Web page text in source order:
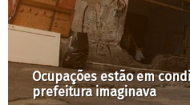
Ocupações estão em
prefeitura imaginava